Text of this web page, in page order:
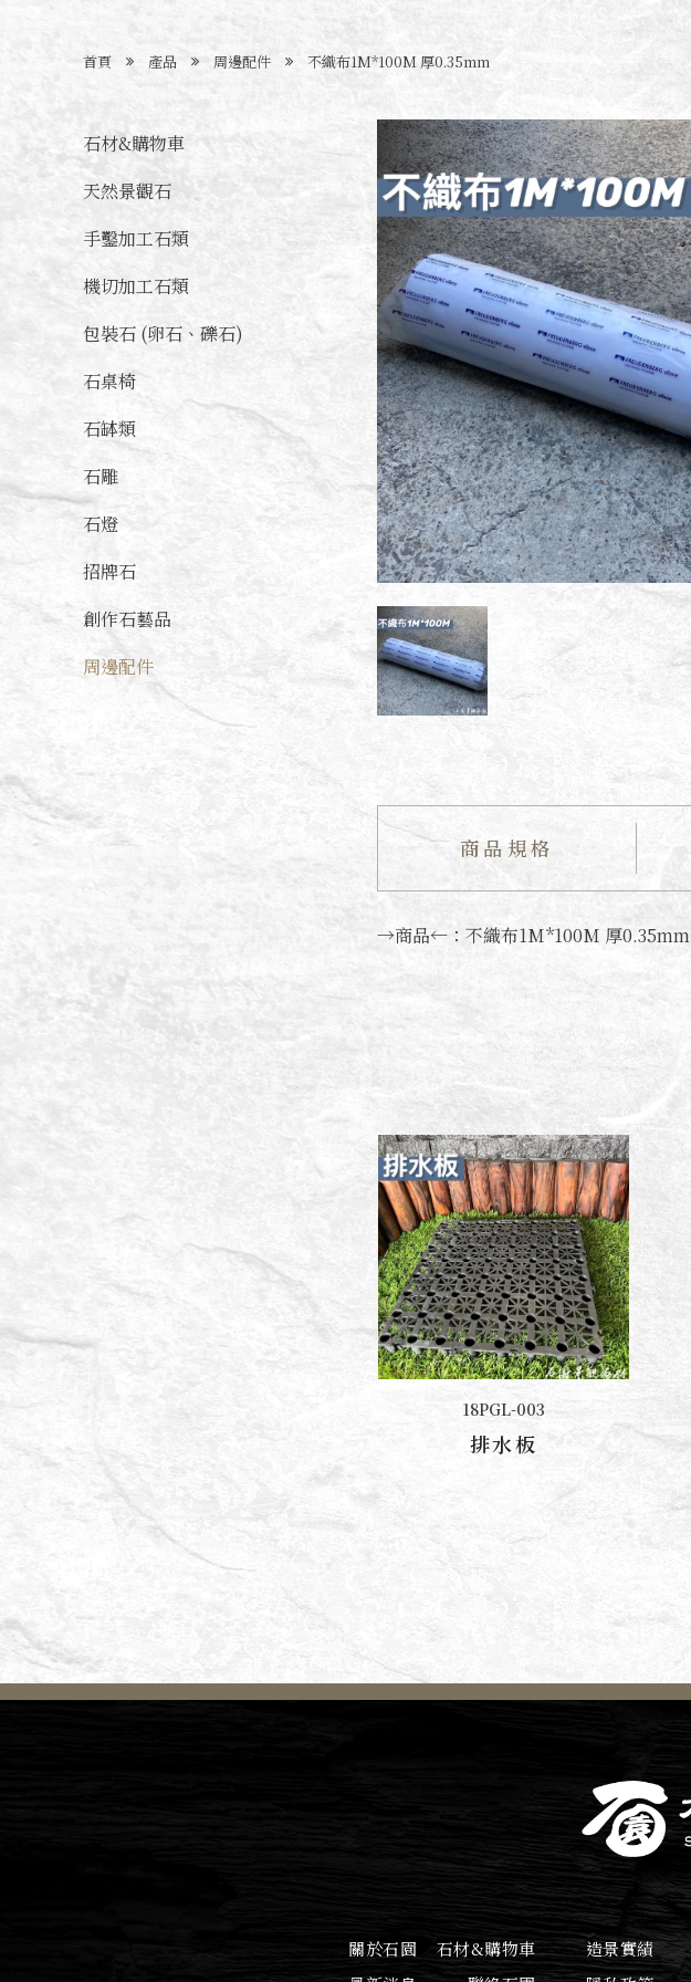
首頁 產品 周邊配件 不織布1M*100M 厚0.35mm
石材&購物車
天然景觀石
手鑿加工石類
機切加工石類
包裝石 (卵石、礫石)
石桌椅
石缽類
石雕
石燈
招牌石
創作石藝品
周邊配件
商品規格
→商品←：不織布1M*100M 厚0.35mm
18PGL-003
排水板
關於石園 石材&購物車
造景實績